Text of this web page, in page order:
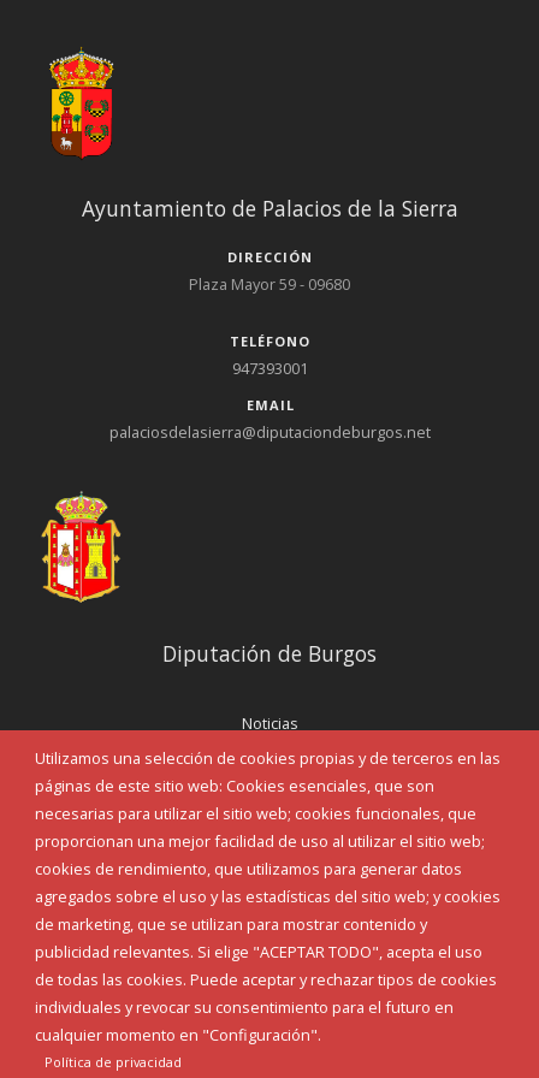
merenderos y barbacoas. Las actividades que se suelen
realizar son: aparte de cursos y concursos de natación,
campeonato de balonmano, futbito, fitness, waterpolo, ...
Horario: de 10:00 a 22:00 h.
Utilizamos una selección de cookies propias y de terceros en las
páginas de este sitio web: Cookies esenciales, que son
necesarias para utilizar el sitio web; cookies funcionales, que
proporcionan una mejor facilidad de uso al utilizar el sitio web;
cookies de rendimiento, que utilizamos para generar datos
agregados sobre el uso y las estadísticas del sitio web; y cookies
de marketing, que se utilizan para mostrar contenido y
publicidad relevantes. Si elige "ACEPTAR TODO", acepta el uso
de todas las cookies. Puede aceptar y rechazar tipos de cookies
individuales y revocar su consentimiento para el futuro en
cualquier momento en "Configuración".
Política de privacidad
Ayuntamiento de Palacios de la Sierra
DIRECCIÓN
Plaza Mayor 59 - 09680
TELÉFONO
947393001
EMAIL
palaciosdelasierra@diputaciondeburgos.net
Diputación de Burgos
Noticias
Eventos
Corporación Municipal
Teléfonos de interés
INICIAR SESIÓN
MAPA WEB